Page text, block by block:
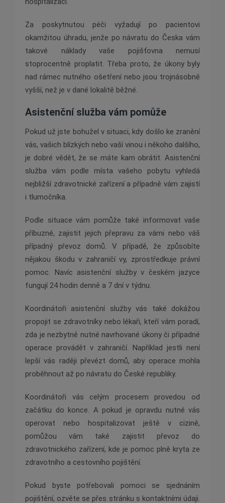
Za poskytnutou péči vyžadují po pacientovi
okamžitou úhradu, jenže po návratu do Česka vám
takové náklady vaše pojišťovna nemusí
stoprocentně proplatit. Třeba proto, že úkony byly
nad rámec nutného ošetření nebo jsou trojnásobně
vyšší, než je v dané lokalitě běžné.
Asistenční služba vám pomůže
Pokud už jste bohužel v situaci, kdy došlo ke zranění
vás, vašich blízkých nebo vaší vinou i někoho dalšího,
je dobré vědět, že se máte kam obrátit. Asistenční
služba vám podle místa vašeho pobytu vyhledá
nejbližší zdravotnické zařízení a případně vám zajistí
i tlumočníka.
Podle situace vám pomůže také informovat vaše
příbuzné, zajistit jejich přepravu za vámi nebo váš
případný převoz domů. V případě, že způsobíte
nějakou škodu v zahraničí vy, zprostředkuje právní
pomoc. Navíc asistenční služby v českém jazyce
fungují 24 hodin denně a 7 dní v týdnu.
Koordinátoři asistenční služby vás také dokážou
propojit se zdravotníky nebo lékaři, kteří vám poradí,
zda je nezbytně nutné navrhované úkony či případné
operace provádět v zahraničí. Například jestli není
lepší vás raději převézt domů, aby operace mohla
proběhnout až po návratu do České republiky.
Koordinátoři vás celým procesem provedou od
začátku do konce. A pokud je opravdu nutné vás
operovat nebo hospitalizovat ještě v cizině,
pomůžou vám také zajistit převoz do
zdravotnického zařízení, kde je pomoc plně kryta ze
zdravotního a cestovního pojištění.
Pokud byste potřebovali pomoci se sjednáním
pojištění, ozvěte se přes stránku s kontaktními údaji.